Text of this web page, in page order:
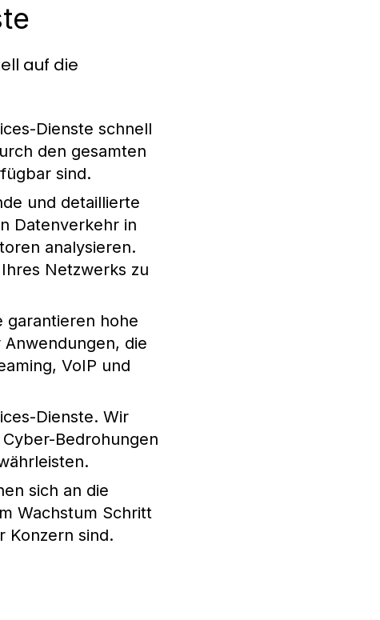
auf die
Dienste schnell
den gesamten
sind.
und detaillierte
Datenverkehr in
analysieren.
Netzwerks zu
garantieren hohe
die
VoIP und
Dienste. Wir
Bedrohungen
sich an die
Wachstum Schritt
Konzern sind.